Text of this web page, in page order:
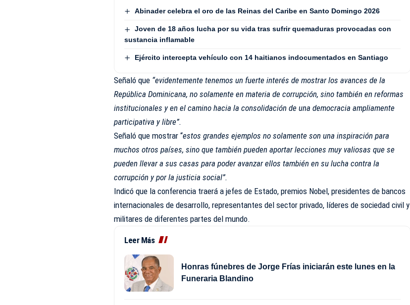
Abinader celebra el oro de las Reinas del Caribe en Santo Domingo 2026
Joven de 18 años lucha por su vida tras sufrir quemaduras provocadas con
sustancia inflamable
Ejército intercepta vehículo con 14 haitianos indocumentados en Santiago
Señaló que “evidentemente tenemos un fuerte interés de mostrar los avances de la
República Dominicana, no solamente en materia de corrupción, sino también en reformas
institucionales y en el camino hacia la consolidación de una democracia ampliamente
participativa y libre”.
Señaló que mostrar “estos grandes ejemplos no solamente son una inspiración para
muchos otros países, sino que también pueden aportar lecciones muy valiosas que se
pueden llevar a sus casas para poder avanzar ellos también en su lucha contra la
corrupción y por la justicia social”.
Indicó que la conferencia traerá a jefes de Estado, premios Nobel, presidentes de bancos
internacionales de desarrollo, representantes del sector privado, líderes de sociedad civil y
militares de diferentes partes del mundo.
Leer Más
Honras fúnebres de Jorge Frías iniciarán este lunes en la
Funeraria Blandino